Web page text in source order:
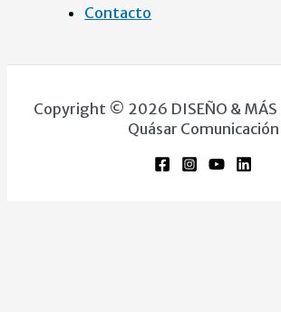
Contacto
Copyright © 2026 DISEÑO & MÁS
Quásar Comunicación